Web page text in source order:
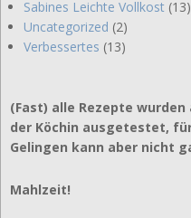
Sabines Leichte Vollkost (13)
Uncategorized (2)
Verbessertes (13)
(Fast) alle Rezepte
der Köchin ausgetestet,
Gelingen kann aber nicht
Mahlzeit!